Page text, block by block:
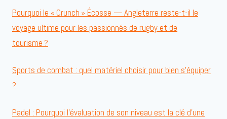
Pourquoi le « Crunch » Écosse — Angleterre reste-t-il le
voyage ultime pour les passionnés de rugby et de
tourisme ?
Sports de combat : quel matériel choisir pour bien s’équiper
?
Padel : Pourquoi l’évaluation de son niveau est la clé d’une